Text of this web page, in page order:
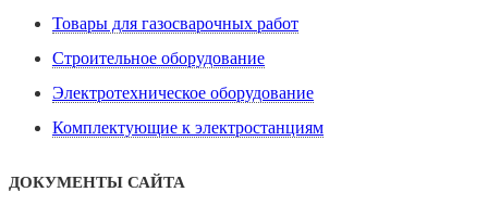
Товары для газосварочных работ
Строительное оборудование
Электротехническое оборудование
Комплектующие к электростанциям
ДОКУМЕНТЫ САЙТА